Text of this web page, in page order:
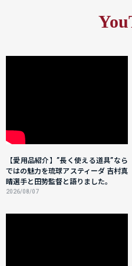
【愛用品紹介】”長く使える道具”なら
ではの魅力を琉球アスティーダ 吉村真
晴選手と田㔟監督と語りました。
2026/08/07